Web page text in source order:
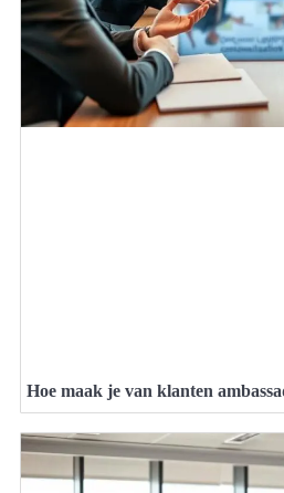
Hoe maak je van klanten